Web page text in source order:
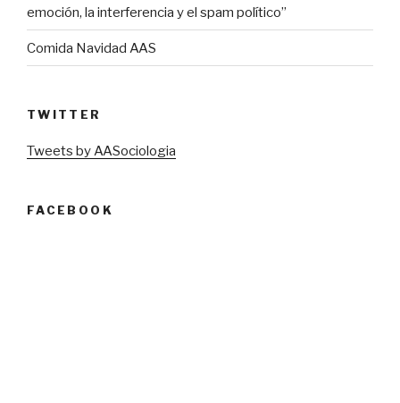
emoción, la interferencia y el spam político”
Comida Navidad AAS
TWITTER
Tweets by AASociologia
FACEBOOK